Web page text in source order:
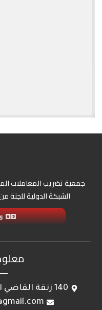
140 زنقة القاضي البريبري حي العكاري، الرباط
جمعية تضريب المعاملات
الشبكة الدولية للجنة